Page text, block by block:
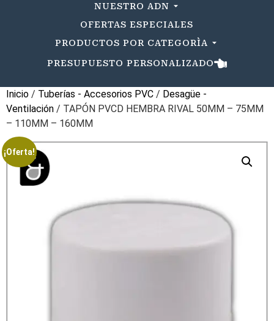
NUESTRO ADN
OFERTAS ESPECIALES
PRODUCTOS POR CATEGORÌA
PRESUPUESTO PERSONALIZADO
Inicio / Tuberías - Accesorios PVC / Desagüe -
Ventilación / TAPÓN PVCD HEMBRA RIVAL 50MM – 75MM
– 110MM – 160MM
¡Oferta!